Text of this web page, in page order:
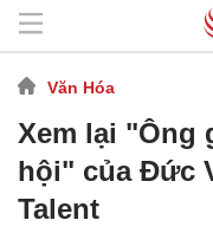
Văn Hóa
Xem lại "Ông
hội" của Đức
Talent